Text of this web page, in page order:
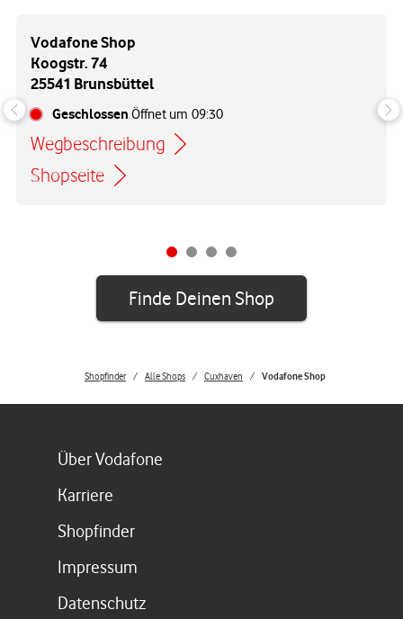
Vodafone Shop
Koogstr. 74
25541 Brunsbüttel
Geschlossen Öffnet um 09:30
Wegbeschreibung
Link öffnet in einem neuen Tab
Shopseite
Finde Deinen Shop
Shopfinder Alle Shops Cuxhaven Vodafone Shop
Über Vodafone
Karriere
ShopfinderLink öffnet in einem neuen Tab
Impressum
Datenschutz